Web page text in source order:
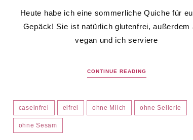
Heute habe ich eine sommerliche Quiche für
Gepäck! Sie ist natürlich glutenfrei, außerdem
vegan und ich serviere
CONTINUE READING
caseinfrei eifrei ohne Milch ohne Sellerie
ohne Sesam